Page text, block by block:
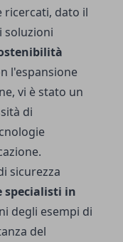
dato il
soluzioni
l'espansione
vi è stato un
di
sicurezza
specialisti in
degli esempi di
del